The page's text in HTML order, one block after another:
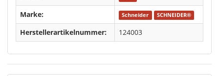
Marke: Schneider SCHNEIDER®
Herstellerartikelnummer: 124003